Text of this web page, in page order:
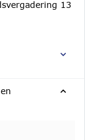
13